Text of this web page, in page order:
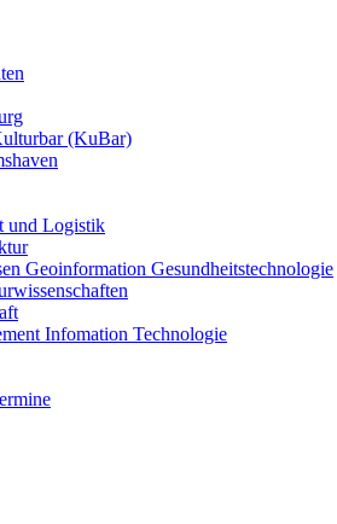
(KuBar)
und Logistik
Geoinformation Gesundheitstechnologie
Infomation Technologie